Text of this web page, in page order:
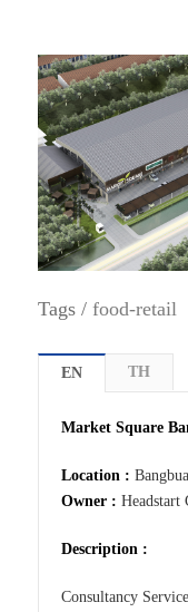
Tags / food-retail
EN TH
Market Square
Location :
Owner : Headstart
Description :
Consultancy